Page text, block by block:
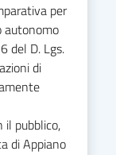
per
autonomo
del D. Lgs.
di
pubblico,
di Appiano